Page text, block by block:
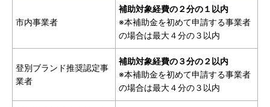
市内事業者
補助対象経費の２分の１以内
※本補助金を初めて申請する事業者
の場合は最大４分の３以内
登別ブランド推奨認定事
業者
補助対象経費の３分の２以内
※本補助金を初めて申請する事業者
の場合は最大４分の３以内